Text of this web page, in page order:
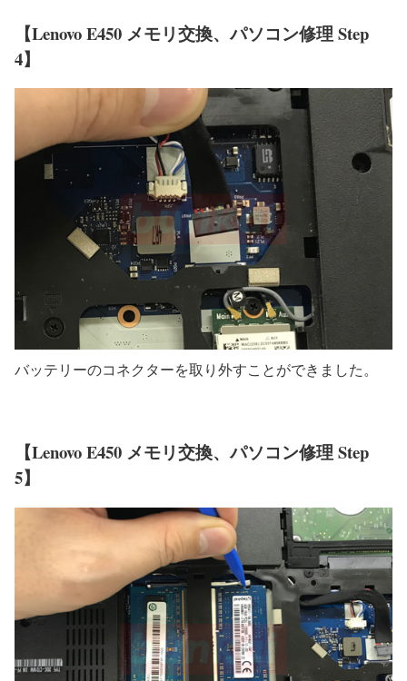
【Lenovo E450 メモリ交換、パソコン修理 Step
4】
バッテリーのコネクターを取り外すことができました。
【Lenovo E450 メモリ交換、パソコン修理 Step
5】